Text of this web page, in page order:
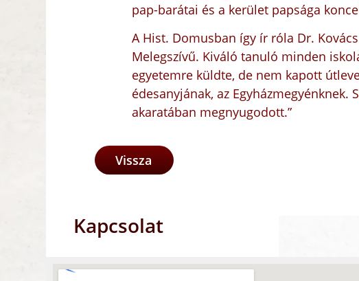
pap-barátai és a kerület papsága
A Hist. Domusban így ír róla Dr.
Melegszívű. Kiváló tanuló minden
egyetemre küldte, de nem kapott
édesanyjának, az
akaratában megnyugodott.”
Vissza
Kapcsolat